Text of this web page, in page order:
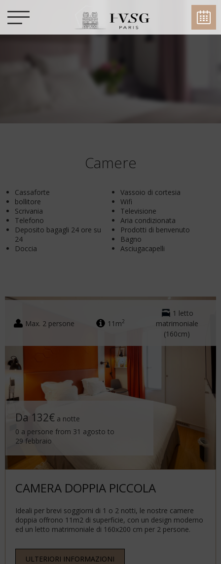
Camere
Cassaforte
Vassoio di cortesia
bollitore
Wifi
Scrivania
Televisione
Telefono
Aria condizionata
Deposito bagagli 24 ore su
24
Prodotti di benvenuto
Bagno
Doccia
Asciugacapelli
Max. 2 persone 11m2
1 letto
matrimoniale
(160cm)
CAMERA DOPPIA PICCOLA
Ideali per brevi soggiorni di 1 o 2 notti, le nostre camere
doppia offrono 11m2 di superficie, con un design moderno
ed un letto matrimoniale di 160x200 cm per 2 persone.
ULTERIORI INFORMAZIONI
Da 132€ a notte
0 a persone from 31 agosto to
29 febbraio